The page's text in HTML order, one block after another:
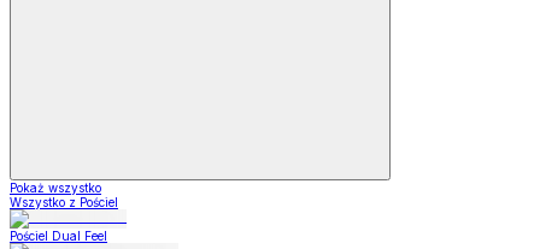
Pokaż wszystko
Wszystko z Pościel
Pościel Dual Feel